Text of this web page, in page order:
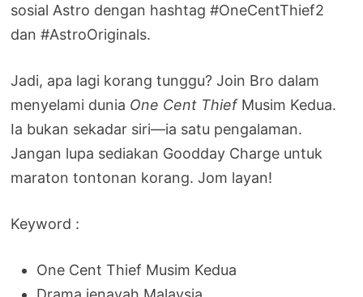
sosial Astro dengan hashtag #OneCentThief2
dan #AstroOriginals.
Jadi, apa lagi korang tunggu? Join Bro dalam
menyelami dunia One Cent ThiefMusim Kedua.
Ia bukan sekadar siri—ia satu pengalaman.
Jangan lupa sediakan Goodday Charge untuk
maraton tontonan korang. Jom layan!
Keyword :
One Cent Thief Musim Kedua